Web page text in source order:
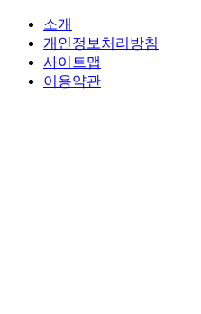
소개
개인정보처리방침
사이트맵
이용약관